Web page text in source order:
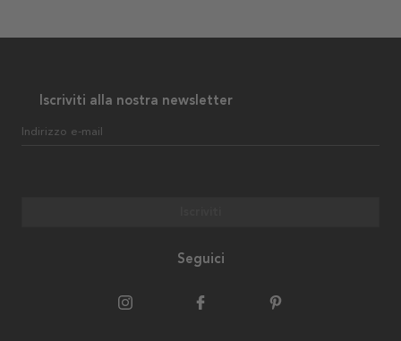
Iscriviti alla nostra newsletter
Indirizzo e-mail
Seguici